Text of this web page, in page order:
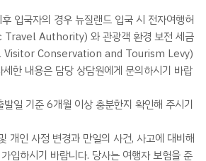
입국자의 경우 뉴질랜드 입국 시 전자여행허
Authority) 와 관광객 환경 보전 세금
Conservation and Tourism Levy)
한 내용은 담당 상담원에게 문의하시기 바랍
발일 기준 6개월 이상 충분한지 확인해 주시기
개인 사정 변경과 만일의 사건, 사고에 대비해
입하시기 바랍니다. 당사는 여행자 보험을 준